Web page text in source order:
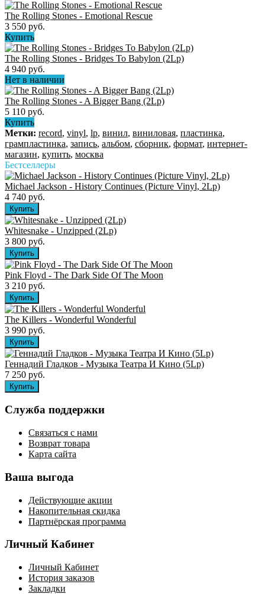
The Rolling Stones - Emotional Rescue
3 550 руб.
Купить
The Rolling Stones - Bridges To Babylon (2Lp)
4 940 руб.
Нет в наличии
The Rolling Stones - A Bigger Bang (2Lp)
5 110 руб.
Купить
Метки: record, vinyl, lp, винил, виниловая, пластинка,
грампластинка, запись, альбом, сборник, формат, интернет-
магазин, купить, москва
Бестселлеры
Michael Jackson - History Continues (Picture Vinyl, 2Lp)
4 740 руб.
Whitesnake - Unzipped (2Lp)
3 800 руб.
Pink Floyd - The Dark Side Of The Moon
3 210 руб.
The Killers ‎- Wonderful Wonderful
3 990 руб.
Геннадий Гладков - Музыка Театра И Кино (5Lp)
7 250 руб.
Служба поддержки
Связаться с нами
Возврат товара
Карта сайта
Ваша выгода
Действующие акции
Накопительная скидка
Партнёрская программа
Личный Кабинет
Личный Кабинет
История заказов
Закладки